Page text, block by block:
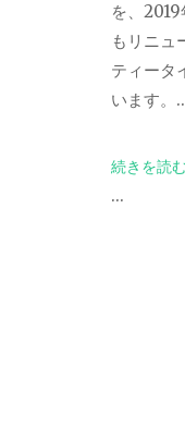
を、
もリニュ
ティータ
います。
続きを読
...